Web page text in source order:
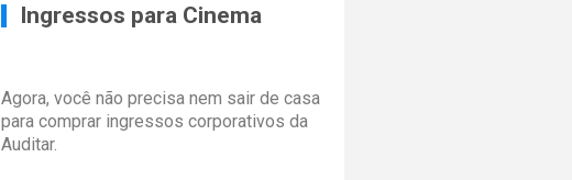
Ingressos para Cinema
Agora, você não precisa nem sair de casa
para comprar ingressos corporativos da
Auditar.